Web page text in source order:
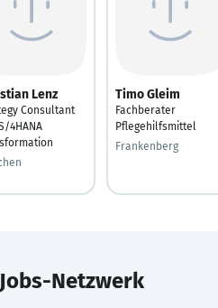
Lenz
Consultant
4HANA
Timo Gleim
Fachberater
Pflegehilfsmittel
Frankenberg
Netzwerk